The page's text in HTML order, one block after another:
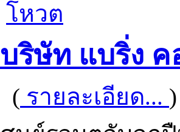
โหวต
บริษัท แบริ่ง ค
( รายละเอียด... )